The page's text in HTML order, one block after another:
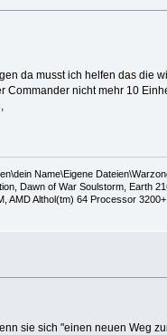
da musst ich helfen das die
nicht mehr 10
Name\Eigene
Dawn of War Soulstorm, Earth
AMD Althol(tm) 64 Processor
sie sich "einen neuen Weg